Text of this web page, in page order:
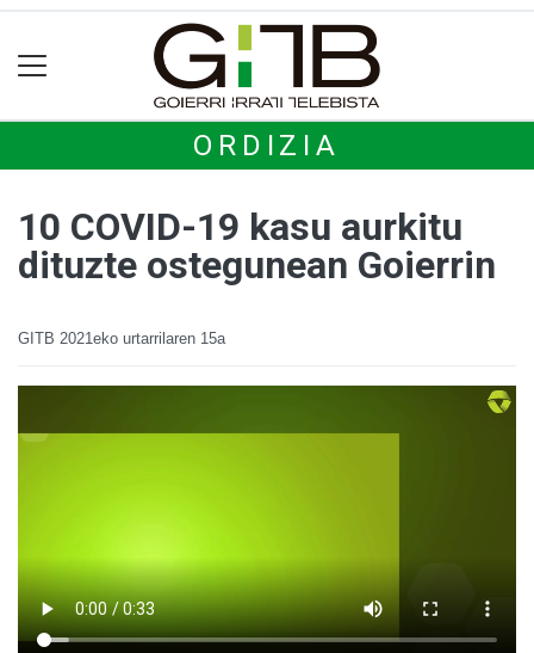
ORDIZIA
10 COVID-19 kasu aurkitu
dituzte ostegunean Goierrin
GITB 2021eko urtarrilaren 15a